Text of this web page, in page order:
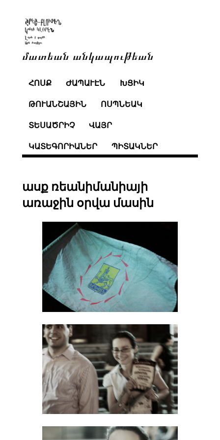
մատեան անկապութեան
ՀՈՍՔ ԺԱՊԱՒԷՆ ԽՑԻԿ
ԹՈՒԱՆՇԱՅԻՆ ՈՍՊՆԵԱԿ
ՏԵՍԱԾՐԻՉ ՎԱՅՐ
ԿԱՏԵԳՈՐԻԱՆԵՐ ՊԻՏԱԿՆԵՐ
ասք ռեանիմանիայի
առաջին օրվա մասին